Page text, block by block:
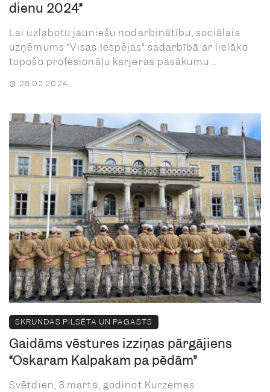
dienu 2024”
Lai uzlabotu jauniešu nodarbinātību, sociālais
uzņēmums “Visas Iespējas” sadarbībā ar lielāko
topošo profesionāļu karjeras pasākumu ...
28.02.2024
SKRUNDAS PILSĒTA UN PAGASTS
Gaidāms vēstures izziņas pārgājiens
“Oskaram Kalpakam pa pēdām”
Svētdien, 3.martā, godinot Kurzemes